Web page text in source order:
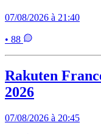
07/08/2026 à 21:40
• 88
Rakuten
2026
07/08/2026 à 20:45